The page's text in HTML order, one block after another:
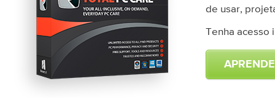
de usar,
Tenha acesso